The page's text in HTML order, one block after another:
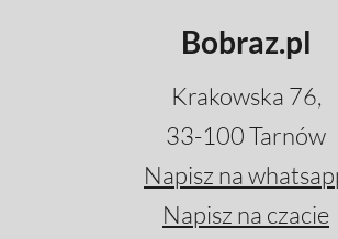
Bobraz.pl
Krakowska 76,
33-100 Tarnów
Napisz na
Napisz na czacie